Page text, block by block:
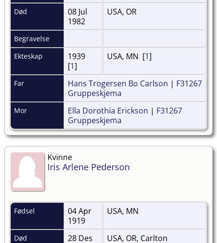
Død
08 Jul
1982
USA, OR
Begravelse
Ekteskap
1939
[1]
USA, MN [1]
Far Hans Trogersen Bo Carlson | F31267
Gruppeskjema
Mor Ella Dorothia Erickson | F31267
Gruppeskjema
Kvinne
Iris Arlene Pederson
Fødsel
04 Apr
1919
USA, MN
Død
28 Des
USA, OR, Carlton